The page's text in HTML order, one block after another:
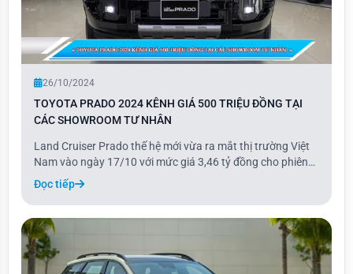
26/10/2024
TOYOTA PRADO 2024 KÊNH GIÁ 500 TRIỆU ĐỒNG TẠI
CÁC SHOWROOM TƯ NHÂN
Land Cruiser Prado thế hệ mới vừa ra mắt thị trường Việt
Nam vào ngày 17/10 với mức giá 3,46 tỷ đồng cho phiên
bản cửa sổ trời đơn và 3,48 tỷ đồng cho bản cửa sổ trời
toàn cảnh.
Đọc tiếp